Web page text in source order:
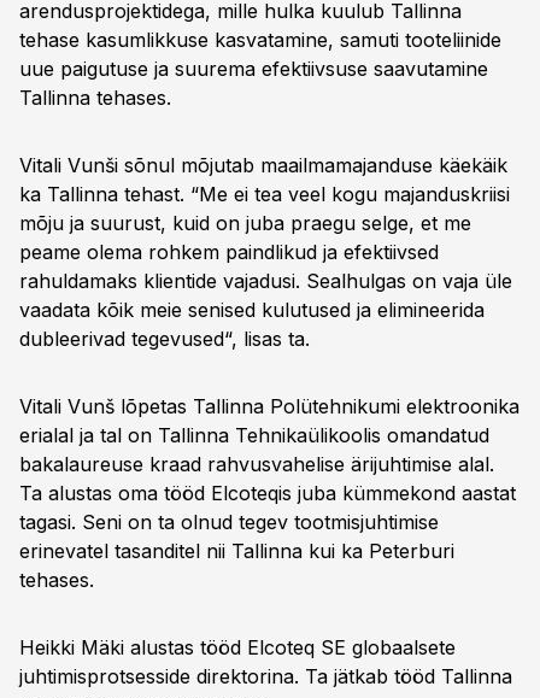
arendusprojektidega, mille hulka kuulub Tallinna
tehase kasumlikkuse kasvatamine, samuti tooteliinide
uue paigutuse ja suurema efektiivsuse saavutamine
Tallinna tehases.
Vitali Vunši sõnul mõjutab maailmamajanduse käekäik
ka Tallinna tehast. “Me ei tea veel kogu majanduskriisi
mõju ja suurust, kuid on juba praegu selge, et me
peame olema rohkem paindlikud ja efektiivsed
rahuldamaks klientide vajadusi. Sealhulgas on vaja üle
vaadata kõik meie senised kulutused ja elimineerida
dubleerivad tegevused“, lisas ta.
Vitali Vunš lõpetas Tallinna Polütehnikumi elektroonika
erialal ja tal on Tallinna Tehnikaülikoolis omandatud
bakalaureuse kraad rahvusvahelise ärijuhtimise alal.
Ta alustas oma tööd Elcoteqis juba kümmekond aastat
tagasi. Seni on ta olnud tegev tootmisjuhtimise
erinevatel tasanditel nii Tallinna kui ka Peterburi
tehases.
Heikki Mäki alustas tööd Elcoteq SE globaalsete
juhtimisprotsesside direktorina. Ta jätkab tööd Tallinna